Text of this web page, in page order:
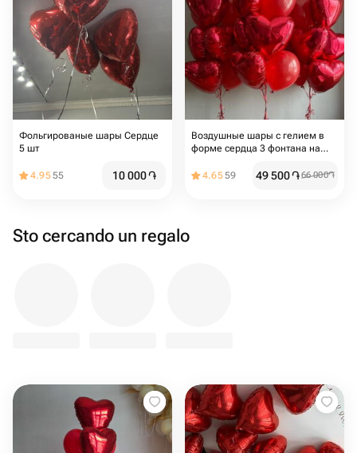
Фольгированые шары Сердце
5 шт
4.9555 10 000֏
Воздушные шары с гелием в
форме сердца 3 фонтана на
4.6559 49 500֏66 000֏
Sto cercando un regalo